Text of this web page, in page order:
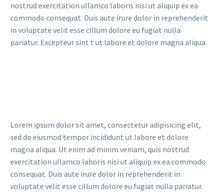
nostrud exercitation ullamco laboris nisi ut aliquip ex ea
commodo consequat. Duis aute irure dolor in reprehenderit
in voluptate velit esse cillum dolore eu fugiat nulla
pariatur. Excepteur sint t ut labore et dolore magna aliqua.
Lorem ipsum dolor sit amet, consectetur adipisicing elit,
sed do eiusmod tempor incididunt ut labore et dolore
magna aliqua. Ut enim ad minim veniam, quis nostrud
exercitation ullamco laboris nisi ut aliquip ex ea commodo
consequat. Duis aute irure dolor in reprehenderit in
voluptate velit esse cillum dolore eu fugiat nulla pariatur.